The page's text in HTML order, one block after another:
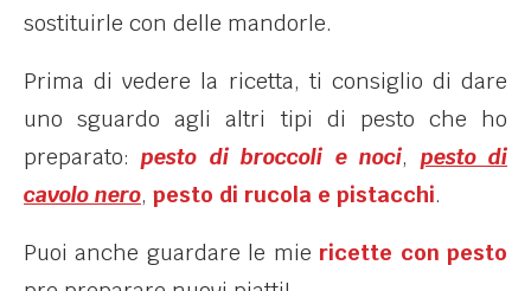
sostituirle con delle mandorle.
Prima di vedere la ricetta, ti consiglio di dare
uno sguardo agli altri tipi di pesto che ho
preparato:pesto di broccoli e noci, pesto di
cavolo nero, pesto di rucola e pistacchi.
Puoi anche guardare le mie ricette con pesto